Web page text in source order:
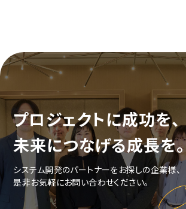
プロジェクトに成功を、
未来につなげる成長を。
システム開発のパートナーをお探しの企業様、
是非お気軽にお問い合わせください。